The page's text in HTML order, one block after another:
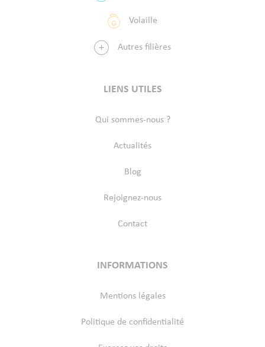
Volaille
Autres filières
LIENS UTILES
Qui sommes-nous ?
Actualités
Blog
Rejoignez-nous
Contact
INFORMATIONS
Mentions légales
Politique de confidentialité